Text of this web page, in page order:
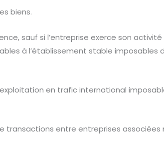
biens.
sauf si l’entreprise exerce son
à l’établissement stable imposables
en trafic international
transactions entre entreprises